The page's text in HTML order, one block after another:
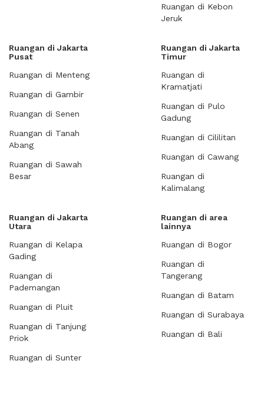
Ruangan di Kebon
Jeruk
Ruangan di Jakarta
Pusat
Ruangan di Menteng
Ruangan di Gambir
Ruangan di Senen
Ruangan di Tanah
Abang
Ruangan di Sawah
Besar
Ruangan di Jakarta
Timur
Ruangan di
Kramatjati
Ruangan di Pulo
Gadung
Ruangan di Cililitan
Ruangan di Cawang
Ruangan di
Kalimalang
Ruangan di Jakarta
Utara
Ruangan di Kelapa
Gading
Ruangan di
Pademangan
Ruangan di Pluit
Ruangan di Tanjung
Priok
Ruangan di Sunter
Ruangan di area
lainnya
Ruangan di Bogor
Ruangan di
Tangerang
Ruangan di Batam
Ruangan di Surabaya
Ruangan di Bali